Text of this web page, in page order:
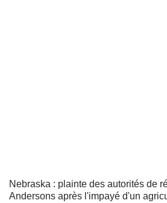
Nebraska : plainte des autorités de
Andersons après l'impayé d'un